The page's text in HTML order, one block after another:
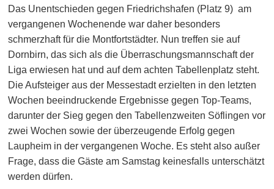
Das Unentschieden gegen Friedrichshafen (Platz 9) am
vergangenen Wochenende war daher besonders
schmerzhaft für die Montfortstädter. Nun treffen sie auf
Dornbirn, das sich als die Überraschungsmannschaft der
Liga erwiesen hat und auf dem achten Tabellenplatz steht.
Die Aufsteiger aus der Messestadt erzielten in den letzten
Wochen beeindruckende Ergebnisse gegen Top-Teams,
darunter der Sieg gegen den Tabellenzweiten Söflingen vor
zwei Wochen sowie der überzeugende Erfolg gegen
Laupheim in der vergangenen Woche. Es steht also außer
Frage, dass die Gäste am Samstag keinesfalls unterschätzt
werden dürfen.